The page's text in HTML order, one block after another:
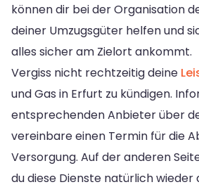
können dir bei der Organisation
deiner Umzugsgüter helfen und
alles sicher am Zielort ankommt.
Vergiss nicht rechtzeitig deine
und Gas in Erfurt zu kündigen.
entsprechenden Anbieter über
vereinbare einen Termin für die
Versorgung. Auf der anderen
du diese Dienste natürlich wieder